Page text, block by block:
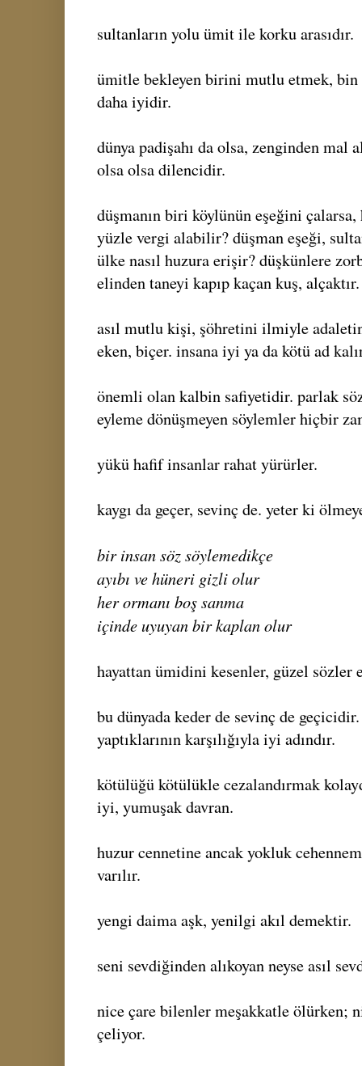
sultanların yolu ümit ile korku arasıdır.
ümitle bekleyen birini mutlu etmek, bin
daha iyidir.
dünya padişahı da olsa, zenginden mal
olsa olsa dilencidir.
düşmanın biri köylünün eşeğini
yüzle vergi alabilir? düşman eşeği,
ülke nasıl huzura erişir? düşkünlere
elinden taneyi kapıp kaçan kuş, alçaktır.
asıl mutlu kişi, şöhretini ilmiyle
eken, biçer. insana iyi ya da kötü ad
önemli olan kalbin safiyetidir. parlak
eyleme dönüşmeyen söylemler hiçbir
yükü hafif insanlar rahat yürürler.
kaygı da geçer, sevinç de. yeter ki
bir insan söz söylemedikçe
ayıbı ve hüneri gizli olur
her ormanı boş sanma
içinde uyuyan bir kaplan olur
hayattan ümidini kesenler, güzel sözler
bu dünyada keder de sevinç de
yaptıklarının karşılığıyla iyi adındır.
kötülüğü kötülükle cezalandırmak
iyi, yumuşak davran.
huzur cennetine ancak yokluk
varılır.
yengi daima aşk, yenilgi akıl demektir.
seni sevdiğinden alıkoyan neyse asıl
nice çare bilenler meşakkatle ölürken;
çeliyor.